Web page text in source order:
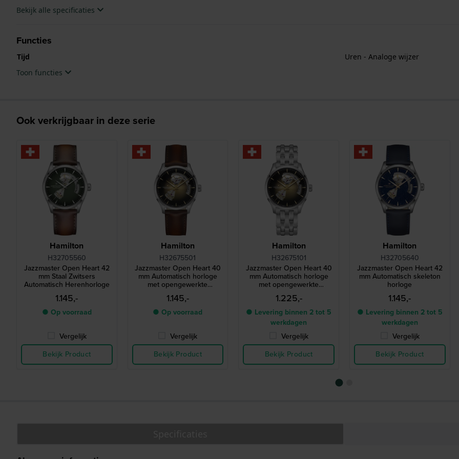
Bekijk alle specificaties
Functies
Tijd
Uren - Analoge wijzer
Toon functies
Ook verkrijgbaar in deze serie
Hamilton
H32705560
Jazzmaster Open Heart 42
mm Staal Zwitsers
Automatisch Herenhorloge
1.145,-
● Op voorraad
Vergelijk
Bekijk Product
Hamilton
H32675501
Jazzmaster Open Heart 40
mm Automatisch horloge
met opengewerkte
wijzerplaat
1.145,-
● Op voorraad
Vergelijk
Bekijk Product
Hamilton
H32675101
Jazzmaster Open Heart 40
mm Automatisch horloge
met opengewerkte
wijzerplaat
1.225,-
● Levering binnen 2 tot 5
werkdagen
Vergelijk
Bekijk Product
Hamilton
H32705640
Jazzmaster Open Heart 42
mm Automatisch skeleton
horloge
1.145,-
● Levering binnen 2 tot 5
werkdagen
Vergelijk
Bekijk Product